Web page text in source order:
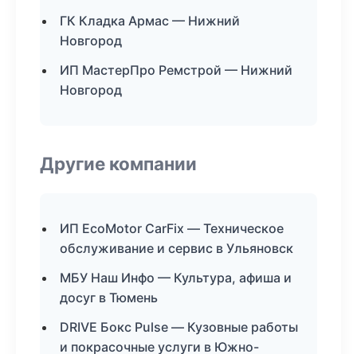
ГК Кладка Армас — Нижний
Новгород
ИП МастерПро Ремстрой — Нижний
Новгород
Другие компании
ИП EcoMotor CarFix — Техническое
обслуживание и сервис в Ульяновск
МБУ Наш Инфо — Культура, афиша и
досуг в Тюмень
DRIVE Бокс Pulse — Кузовные работы
и покрасочные услуги в Южно-